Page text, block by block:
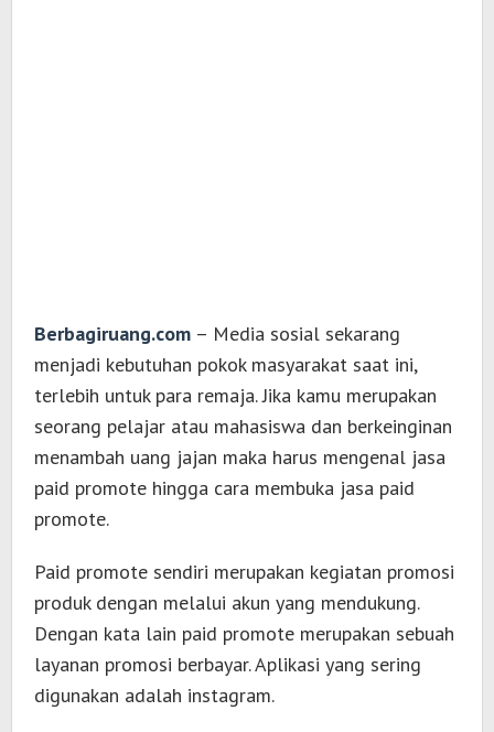
Berbagiruang.com – Media sosial sekarang
menjadi kebutuhan pokok masyarakat saat ini,
terlebih untuk para remaja. Jika kamu merupakan
seorang pelajar atau mahasiswa dan berkeinginan
menambah uang jajan maka harus mengenal jasa
paid promote hingga cara membuka jasa paid
promote.
Paid promote sendiri merupakan kegiatan promosi
produk dengan melalui akun yang mendukung.
Dengan kata lain paid promote merupakan sebuah
layanan promosi berbayar. Aplikasi yang sering
digunakan adalah instagram.